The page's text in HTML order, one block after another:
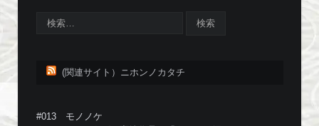
(関連サイト）ニホンノカタチ
#013 モノノケ